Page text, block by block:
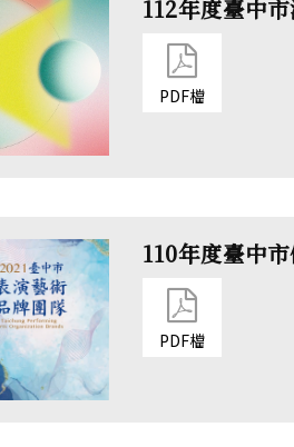
112年度臺中
PDF檔
110年度臺中
PDF檔